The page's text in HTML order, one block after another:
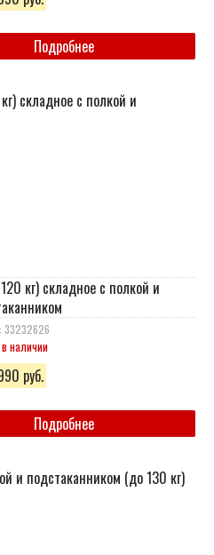
Подробнее
кг) складное с полкой и
33232626
наличии
руб.
Подробнее